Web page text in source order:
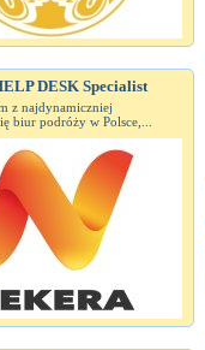
DESK Specialist
z najdynamiczniej
biur podróży w Polsce,...